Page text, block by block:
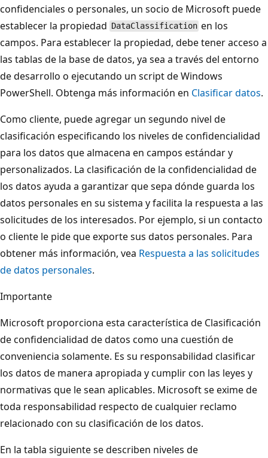
confidenciales o personales, un socio de Microsoft puede
establecer la propiedad DataClassification en los
campos. Para establecer la propiedad, debe tener acceso a
las tablas de la base de datos, ya sea a través del entorno
de desarrollo o ejecutando un script de Windows
PowerShell. Obtenga más información en Clasificar datos.
Como cliente, puede agregar un segundo nivel de
clasificación especificando los niveles de confidencialidad
para los datos que almacena en campos estándar y
personalizados. La clasificación de la confidencialidad de
los datos ayuda a garantizar que sepa dónde guarda los
datos personales en su sistema y facilita la respuesta a las
solicitudes de los interesados. Por ejemplo, si un contacto
o cliente le pide que exporte sus datos personales. Para
obtener más información, vea Respuesta a las solicitudes
de datos personales.
Importante
Microsoft proporciona esta característica de Clasificación
de confidencialidad de datos como una cuestión de
conveniencia solamente. Es su responsabilidad clasificar
los datos de manera apropiada y cumplir con las leyes y
normativas que le sean aplicables. Microsoft se exime de
toda responsabilidad respecto de cualquier reclamo
relacionado con su clasificación de los datos.
En la tabla siguiente se describen niveles de